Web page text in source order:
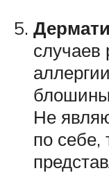
случаев
Не
по себе,